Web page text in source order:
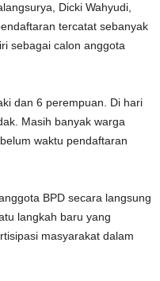
Dicki Wahyudi,
tercatat sebanyak
sebagai calon anggota
dan 6 perempuan. Di hari
Masih banyak warga
waktu pendaftaran
BPD secara langsung
langkah baru yang
masyarakat dalam